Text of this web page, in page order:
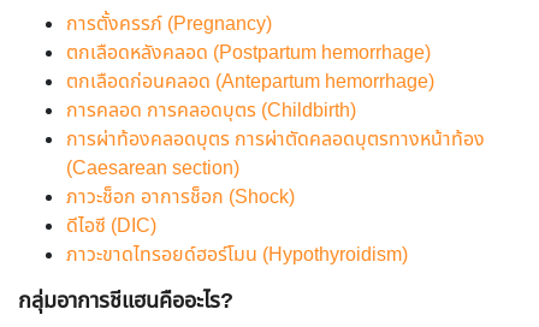
การตั้งครรภ์ (Pregnancy)
ตกเลือดหลังคลอด (Postpartum hemorrhage)
ตกเลือดก่อนคลอด (Antepartum hemorrhage)
การคลอด การคลอดบุตร (Childbirth)
การผ่าท้องคลอดบุตร การผ่าตัดคลอดบุตรทางหน้าท้อง
(Caesarean section)
ภาวะช็อก อาการช็อก (Shock)
ดีไอซี (DIC)
ภาวะขาดไทรอยด์ฮอร์โมน (Hypothyroidism)
กลุ่มอาการชีแฮนคืออะไร?